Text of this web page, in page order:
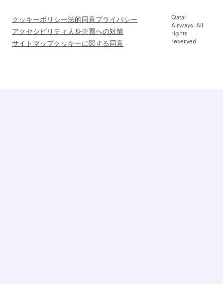
クッキーポリシー法的同意プライバシー
アクセシビリティ 人身売買への対策
サイトマップクッキーに関する同意
Qatar
Airways. All
rights
reserved